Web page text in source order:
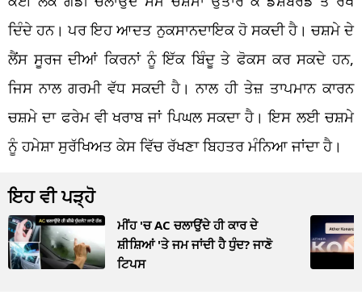
ਦਿੰਦੇ ਹਨ। ਪਰ ਇਹ ਆਦਤ ਨੁਕਸਾਨਦਾਇਕ ਹੋ ਸਕਦੀ ਹੈ। ਚਸ਼ਮੇ ਦੇ
ਲੈਂਸ ਸੂਰਜ ਦੀਆਂ ਕਿਰਨਾਂ ਨੂੰ ਇੱਕ ਬਿੰਦੂ ਤੇ ਫੋਕਸ ਕਰ ਸਕਦੇ ਹਨ,
ਜਿਸ ਨਾਲ ਗਰਮੀ ਵੱਧ ਸਕਦੀ ਹੈ। ਨਾਲ ਹੀ ਤੇਜ਼ ਤਾਪਮਾਨ ਕਾਰਨ
ਚਸ਼ਮੇ ਦਾ ਫਰੇਮ ਵੀ ਖਰਾਬ ਜਾਂ ਪਿਘਲ ਸਕਦਾ ਹੈ। ਇਸ ਲਈ ਚਸ਼ਮੇ
ਨੂੰ ਹਮੇਸ਼ਾ ਸੁਰੱਖਿਅਤ ਕੇਸ ਵਿੱਚ ਰੱਖਣਾ ਬਿਹਤਰ ਮੰਨਿਆ ਜਾਂਦਾ ਹੈ।
ਇਹ ਵੀ ਪੜ੍ਹੋ
ਮੀਂਹ 'ਚ AC ਚਲਾਉਂਦੇ ਹੀ ਕਾਰ ਦੇ
ਸ਼ੀਸ਼ਿਆਂ 'ਤੇ ਜਮ ਜਾਂਦੀ ਹੈ ਧੁੰਦ? ਜਾਣੋ
ਟਿਪਸ